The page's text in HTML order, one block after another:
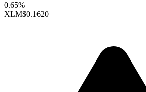
0.65%
XLM$0.1620